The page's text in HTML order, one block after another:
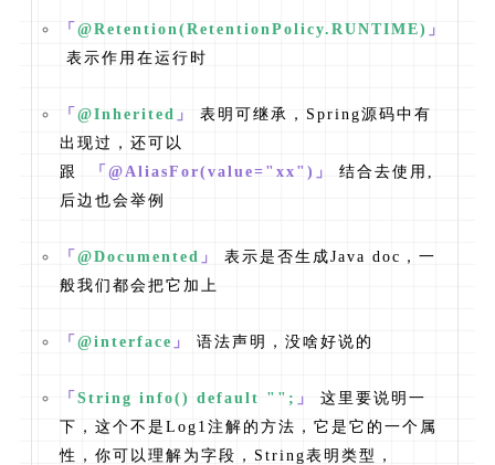
「 @Retention(RetentionPolicy.RUNTIME) 」
表示作用在运行时
「 @Inherited 」
表明可继承，Spring源码中有
出现过，还可以
跟
「@AliasFor(value="xx")」
结合去使用,
后边也会举例
「 @Documented 」
表示是否生成Java doc，一
般我们都会把它加上
「 @interface 」 语法声明，没啥好说的
「 String info() default ""; 」
这里要说明一
下，这个不是Log1注解的方法，它是它的一个属
性，你可以理解为字段，String表明类型，